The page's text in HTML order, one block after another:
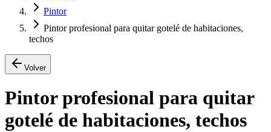
Pintor
Pintor profesional para quitar gotelé de habitaciones,
techos
Volver
Pintor profesional para quitar
gotelé de habitaciones, techos